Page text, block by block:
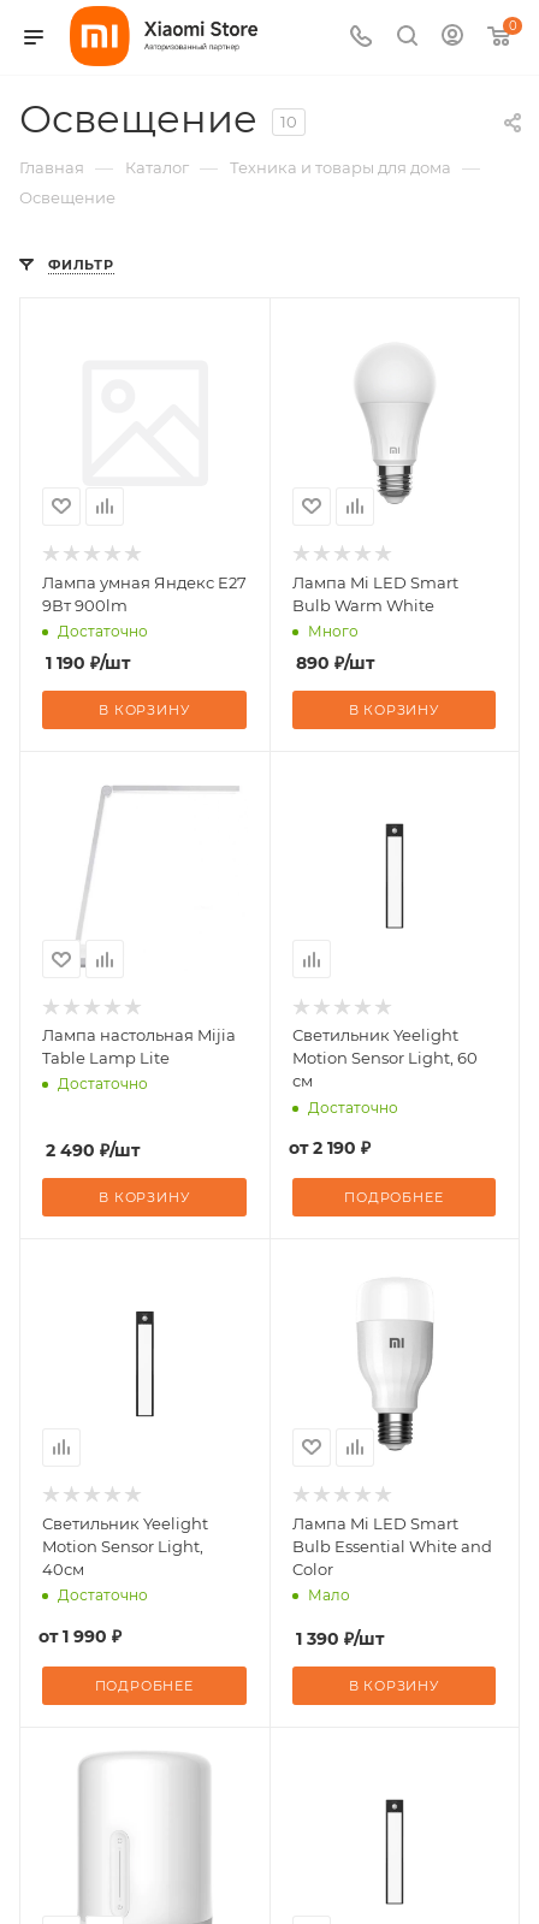
0
Освещение 10
Главная — Каталог — Техника и товары для дома —
Освещение
ФИЛЬТР
Лампа умная Яндекс E27
9Вт 900lm
Достаточно
1 190 ₽/шт
В КОРЗИНУ
Лампа Mi LED Smart
Bulb Warm White
Много
890 ₽/шт
В КОРЗИНУ
Лампа настольная Mijia
Table Lamp Lite
Достаточно
2 490 ₽/шт
В КОРЗИНУ
Светильник Yeelight
Motion Sensor Light, 60
см
Достаточно
от2 190 ₽
ПОДРОБНЕЕ
Светильник Yeelight
Motion Sensor Light,
40см
Достаточно
от1 990 ₽
ПОДРОБНЕЕ
Лампа Mi LED Smart
Bulb Essential White and
Color
Мало
1 390 ₽/шт
В КОРЗИНУ